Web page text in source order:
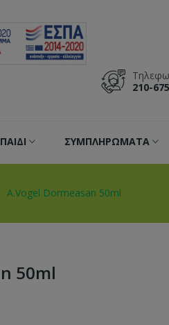
210-
ΣΥΜΠΛΗΡΩΜΑΤΑ
A.Vogel Dormeasan 50ml
50ml